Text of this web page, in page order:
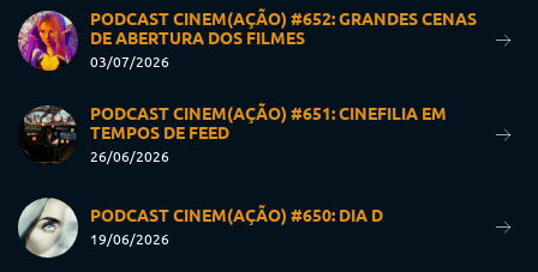
PODCAST CINEM(AÇÃO) #652: GRANDES CENAS
DE ABERTURA DOS FILMES
03/07/2026
PODCAST CINEM(AÇÃO) #651: CINEFILIA EM
TEMPOS DE FEED
26/06/2026
PODCAST CINEM(AÇÃO) #650: DIA D
19/06/2026